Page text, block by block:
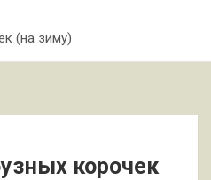
(на зиму)
корочек